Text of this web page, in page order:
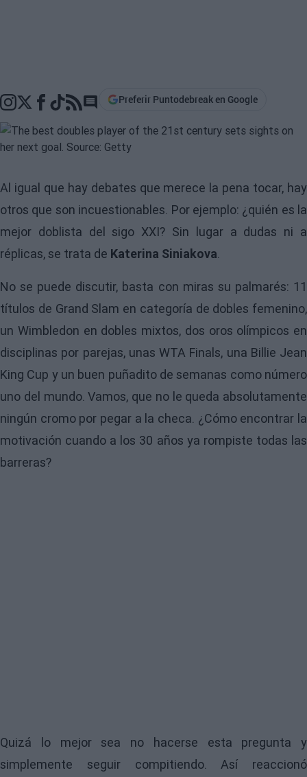
Go to comments section
Preferir Puntodebreak en Google
Al igual que hay debates que merece la pena tocar, hay
otros que son incuestionables. Por ejemplo: ¿quién es la
mejor doblista del sigo XXI? Sin lugar a dudas ni a
réplicas, se trata de Katerina Siniakova.
No se puede discutir, basta con miras su palmarés: 11
títulos de Grand Slam en categoría de dobles femenino,
un Wimbledon en dobles mixtos, dos oros olímpicos en
disciplinas por parejas, unas WTA Finals, una Billie Jean
King Cup y un buen puñadito de semanas como número
uno del mundo. Vamos, que no le queda absolutamente
ningún cromo por pegar a la checa. ¿Cómo encontrar la
motivación cuando a los 30 años ya rompiste todas las
barreras?
Quizá lo mejor sea no hacerse esta pregunta y
simplemente seguir compitiendo. Así reaccionó